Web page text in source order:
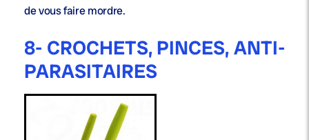
de vous faire mordre.
8- CROCHETS, PINCES, ANTI-
PARASITAIRES